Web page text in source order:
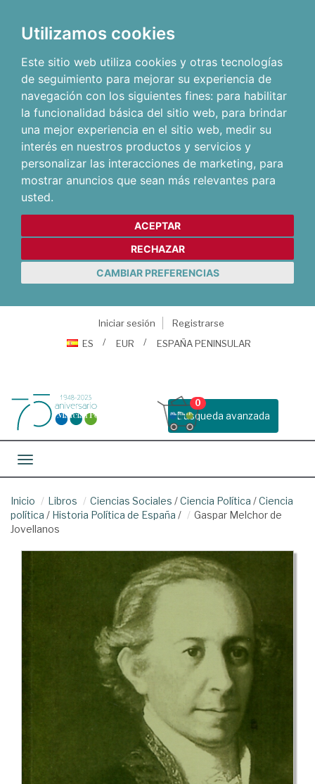
Utilizamos cookies
Este sitio web utiliza cookies y otras tecnologías
de seguimiento para mejorar su experiencia de
navegación con los siguientes fines: para habilitar
la funcionalidad básica del sitio web, para brindar
una mejor experiencia en el sitio web, medir su
interés en nuestros productos y servicios y
personalizar las interacciones de marketing, para
mostrar anuncios que sean más relevantes para
usted.
ACEPTAR
RECHAZAR
CAMBIAR PREFERENCIAS
Iniciar sesión
Registrarse
ES
EUR ESPAÑA PENINSULAR
Busqueda avanzada
0
Toggle navigation
Inicio Libros Ciencias Sociales /Ciencia Política /Ciencia
política / Historia Política de España /
Gaspar Melchor de
Jovellanos